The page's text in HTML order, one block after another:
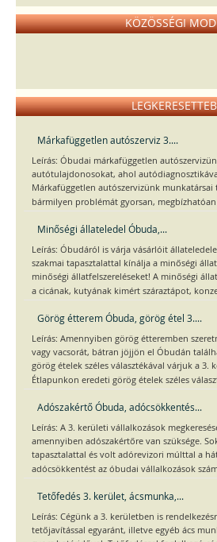
KÖZÖSSÉGI
Márkafüggetlen autószerviz 3....
Leírás: Óbudai márkafüggetlen
autótulajdonosokat, ahol
Márkafüggetlen autószervizünk munkatársai
bármilyen problémát gyorsan,
Minőségi állateledel Óbuda,...
Leírás: Óbudáról is várja vásárlóit
szakmai tapasztalattal kínálja a minőségi
minőségi állatfelszereléseket! A minőségi
a cicának, kutyának kimért száraztápot,
Görög étterem Óbuda, görög étel 3....
Leírás: Amennyiben görög étteremben
vagy vacsorát, bátran jöjjön el Óbudán
görög ételek széles választékával várjuk a 3.
Étlapunkon eredeti görög ételek széles
Adószakértő Óbuda, adócsökkentés...
Leírás: A 3. kerületi vállalkozások
amennyiben adószakértőre van szüksége.
tapasztalattal és volt adórevizori múlttal a
adócsökkentést az óbudai vállalkozások
Tetőfedés 3. kerület, ácsmunka,...
Leírás: Cégünk a 3. kerületben is
tetőjavítással egyaránt, illetve egyéb ács